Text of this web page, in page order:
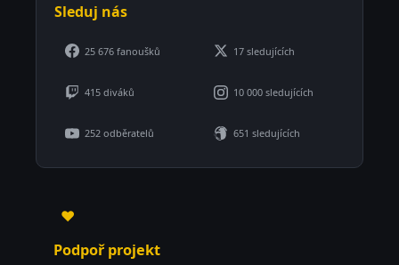
Sleduj nás
25 676 fanoušků 17 sledujících
415 diváků 10 000 sledujících
252 odběratelů 651 sledujících
♥
Podpoř projekt